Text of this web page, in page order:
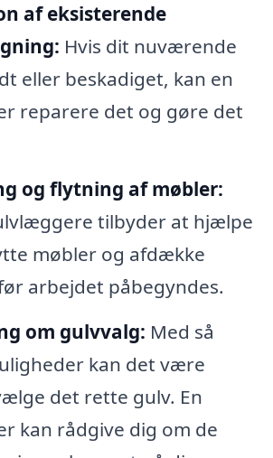
af eksisterende
Hvis dit nuværende
eller beskadiget, kan en
reparere det og gøre det
og flytning af møbler:
tilbyder at hjælpe
møbler og afdække
arbejdet påbegyndes.
om gulvvalg: Med så
kan det være
det rette gulv. En
kan rådgive dig om de